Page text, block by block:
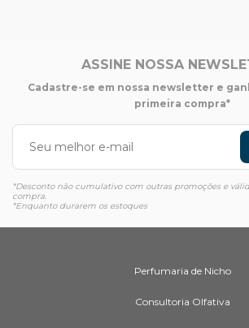
ASSINE NOSSA
Cadastre-se em nossa newsletter e
primeira compra*
*Desconto não cumulativo com outras promoções e
compra.
*Enquanto durarem os estoques
Perfumaria de Nicho
Consultoria Olfativa